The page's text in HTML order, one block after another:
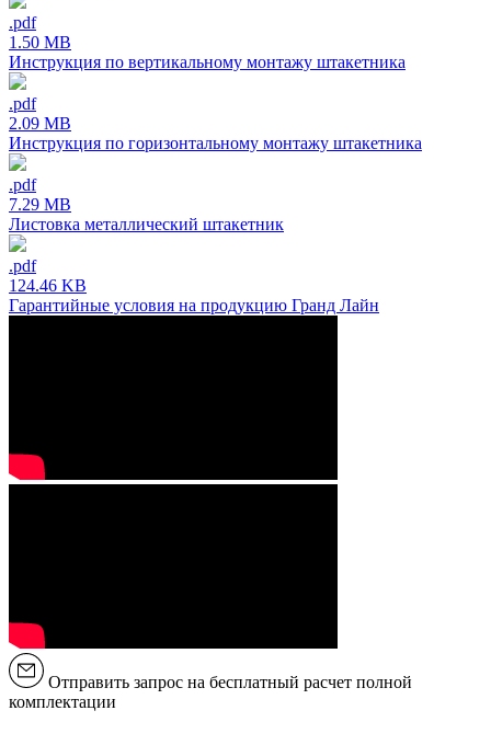
.pdf
1.50 MB
Инструкция по вертикальному монтажу штакетника
.pdf
2.09 MB
Инструкция по горизонтальному монтажу штакетника
.pdf
7.29 MB
Листовка металлический штакетник
.pdf
124.46 KB
Гарантийные условия на продукцию Гранд Лайн
Отправить запрос на бесплатный расчет полной
комплектации